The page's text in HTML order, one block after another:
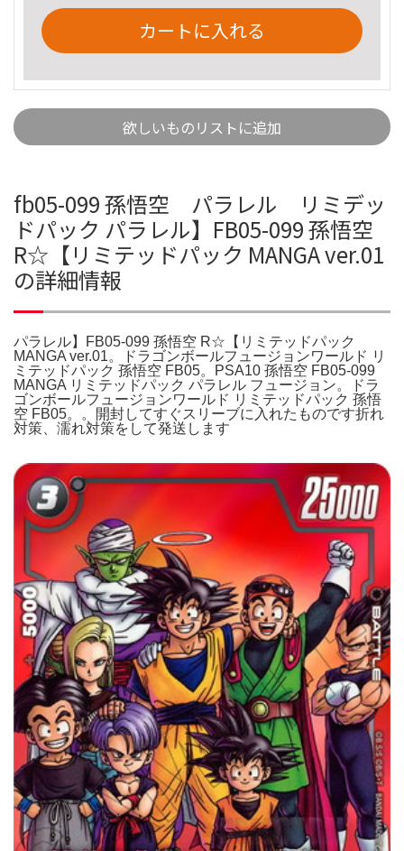
カートに入れる
欲しいものリストに追加
fb05-099 孫悟空 パラレル リミデッ
ドパック パラレル】FB05-099 孫悟空
R☆【リミテッドパック MANGA ver.01
の詳細情報
パラレル】FB05-099 孫悟空 R☆【リミテッドパック
MANGA ver.01。ドラゴンボールフュージョンワールド リ
ミテッドパック 孫悟空 FB05。PSA10 孫悟空 FB05-099
MANGA リミテッドパック パラレル フュージョン。ドラ
ゴンボールフュージョンワールド リミテッドパック 孫悟
空 FB05。。開封してすぐスリーブに入れたものです折れ
対策、濡れ対策をして発送します